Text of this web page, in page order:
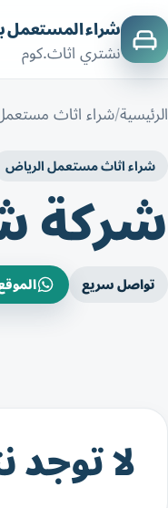
شراء المستعمل
نشتري اثاث.كوم
الرئيسية شراء اثاث
شراء اثاث مستعمل الرياض
شركة
تواصل سريع
لا توجد